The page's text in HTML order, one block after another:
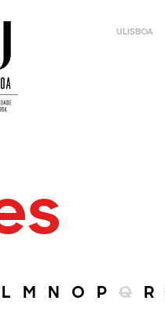
ULISBOA
L M N O P Q R